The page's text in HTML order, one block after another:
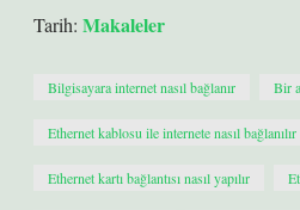
Tarih: Makaleler
Bilgisayara internet nasıl bağlanır Bir
Ethernet kablosu ile internete nasıl bağlanılır
Ethernet kartı bağlantısı nasıl yapılır